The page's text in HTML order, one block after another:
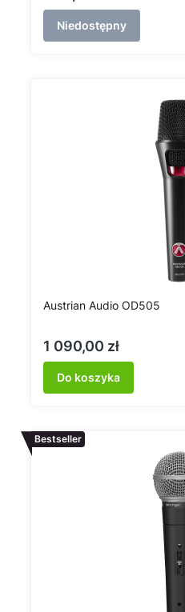
Niedostępny
Austrian Audio OD505
Cena
1 090,00 zł
Do koszyka
Bestseller